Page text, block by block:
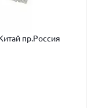
пр.Россия